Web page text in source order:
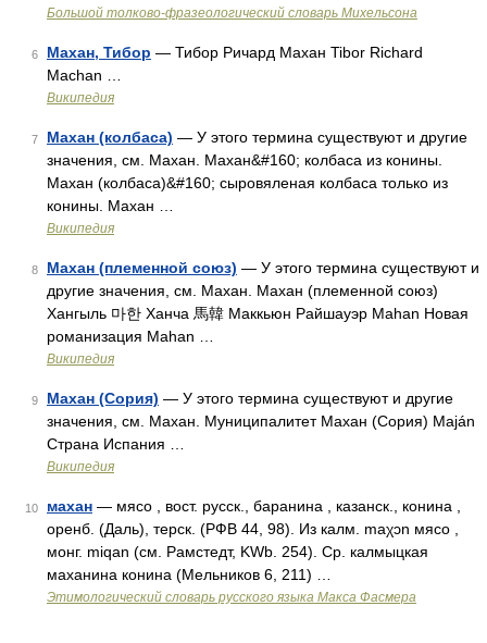
Большой толково-фразеологический словарь Михельсона
6 Махан, Тибор — Тибор Ричард Махан Tibor Richard
Machan …
Википедия
7 Махан (колбаса) — У этого термина существуют и другие
значения, см. Махан. Махан&#160; колбаса из конины.
Махан (колбаса)&#160; сыровяленая колбаса только из
конины. Махан …
Википедия
8 Махан (племенной союз) — У этого термина существуют и
другие значения, см. Махан. Махан (племенной союз)
Хангыль 마한 Ханча 馬韓 Маккьюн Райшауэр Mahan Новая
романизация Mahan …
Википедия
9 Махан (Сория) — У этого термина существуют и другие
значения, см. Махан. Муниципалитет Махан (Сория) Maján
Страна Испания …
Википедия
10 махан — мясо , вост. русск., баранина , казанск., конина ,
оренб. (Даль), терск. (РФВ 44, 98). Из калм. mаχɔn мясо ,
монг. miqan (см. Рамстедт, KWb. 254). Ср. калмыцкая
маханина конина (Мельников 6, 211) …
Этимологический словарь русского языка Макса Фасмера